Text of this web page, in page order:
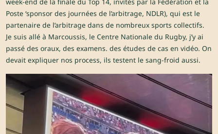
Poste ‘sponsor des journées de l’arbitrage, NDLR), qui est le
partenaire de l’arbitrage dans de nombreux sports collectifs.
Je suis allé à Marcoussis, le Centre Nationale du Rugby, j’y ai
passé des oraux, des examens. des études de cas en vidéo. On
devait expliquer nos process, ils testent le sang-froid aussi.